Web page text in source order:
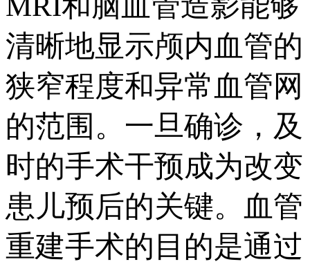
清晰地显示颅内血管的
狭窄程度和异常血管网
的范围。一旦确诊，及
时的手术干预成为改变
患儿预后的关键。血管
重建手术的目的是通过